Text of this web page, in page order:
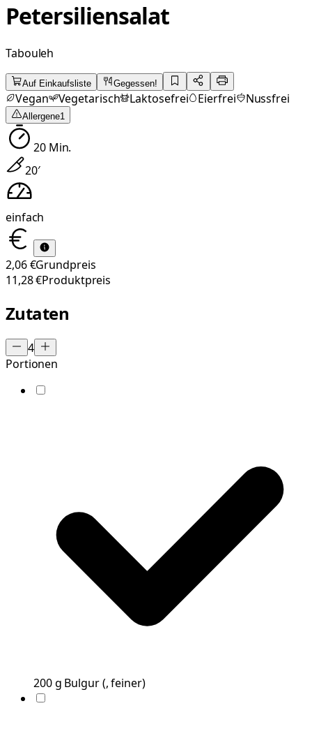
Petersiliensalat
Tabouleh
Auf Einkaufsliste Gegessen!
Vegan Vegetarisch Laktosefrei Eierfrei Nussfrei
Allergene1
20Min.
20′
einfach
2,06 €Grundpreis
11,28 €Produktpreis
Zutaten
4
Portionen
200g Bulgur(, feiner)